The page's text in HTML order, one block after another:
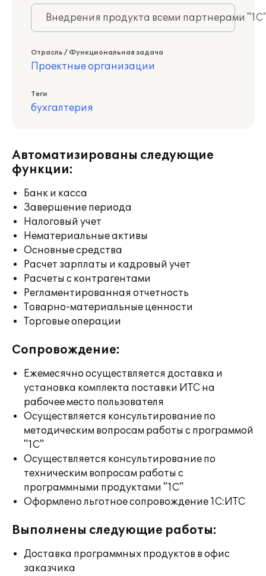
Внедрения продукта всеми партнерами
Отрасль / Функциональная задача
Проектные организации
Теги
бухгалтерия
Автоматизированы следующие
функции:
Банк и касса
Завершение периода
Налоговый учет
Нематериальные активы
Основные средства
Расчет зарплаты и кадровый учет
Расчеты с контрагентами
Регламентированная отчетность
Товарно-материальные ценности
Торговые операции
Сопровождение:
Ежемесячно осуществляется доставка и
установка комплекта поставки ИТС на
рабочее место пользователя
Осуществляется консультирование по
методическим вопросам работы с программой
"1С"
Осуществляется консультирование по
техническим вопросам работы с
программными продуктами "1С"
Оформлено льготное сопровождение 1С:ИТС
Выполнены следующие работы:
Доставка программных продуктов в офис
заказчика